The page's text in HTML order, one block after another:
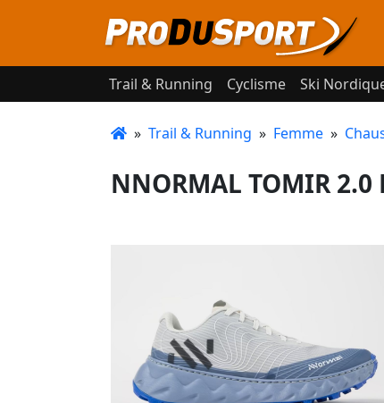
Trail & Running Cyclisme Ski
» Trail & Running » Femme »
NNORMAL TOMIR